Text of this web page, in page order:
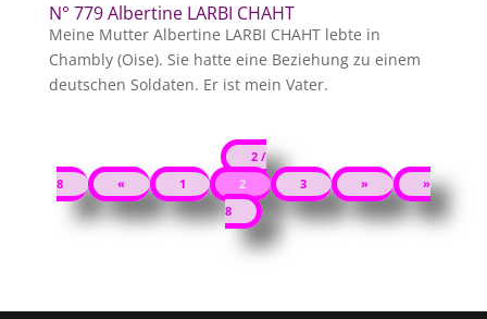
N° 779 Albertine LARBI CHAHT
Meine Mutter Albertine LARBI CHAHT lebte in
Chambly (Oise). Sie hatte eine Beziehung zu einem
deutschen Soldaten. Er ist mein Vater.
2 /
8
« 1 2 3 »
»
8